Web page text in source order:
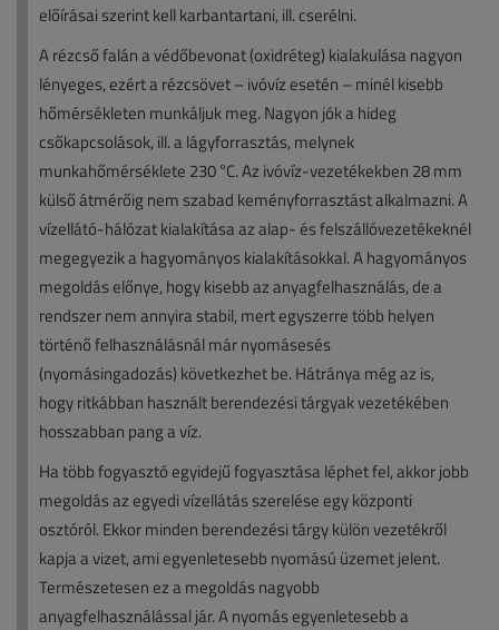
előírásai szerint kell karbantartani, ill. cserélni.
A rézcső falán a védőbevonat (oxidréteg) kialakulása nagyon
lényeges, ezért a rézcsövet – ivóvíz esetén – minél kisebb
hőmérsékleten munkáljuk meg. Nagyon jók a hideg
csőkapcsolások, ill. a lágyforrasztás, melynek
munkahőmérséklete 230 °C. Az ivóvíz-vezetékekben 28 mm
külső átmérőig nem szabad keményforrasztást alkalmazni. A
vízellátó-hálózat kialakítása az alap- és felszállóvezetékeknél
megegyezik a hagyományos kialakításokkal. A hagyományos
megoldás előnye, hogy kisebb az anyagfelhasználás, de a
rendszer nem annyira stabil, mert egyszerre több helyen
történő felhasználásnál már nyomásesés
(nyomásingadozás) következhet be. Hátránya még az is,
hogy ritkábban használt berendezési tárgyak vezetékében
hosszabban pang a víz.
Ha több fogyasztó egyidejű fogyasztása léphet fel, akkor jobb
megoldás az egyedi vízellátás szerelése egy központi
osztóról. Ekkor minden berendezési tárgy külön vezetékről
kapja a vizet, ami egyenletesebb nyomású üzemet jelent.
Természetesen ez a megoldás nagyobb
anyagfelhasználással jár. A nyomás egyenletesebb a